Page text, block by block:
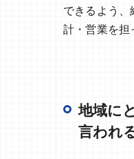
できるよう
計・営業を担
地域に
言われ